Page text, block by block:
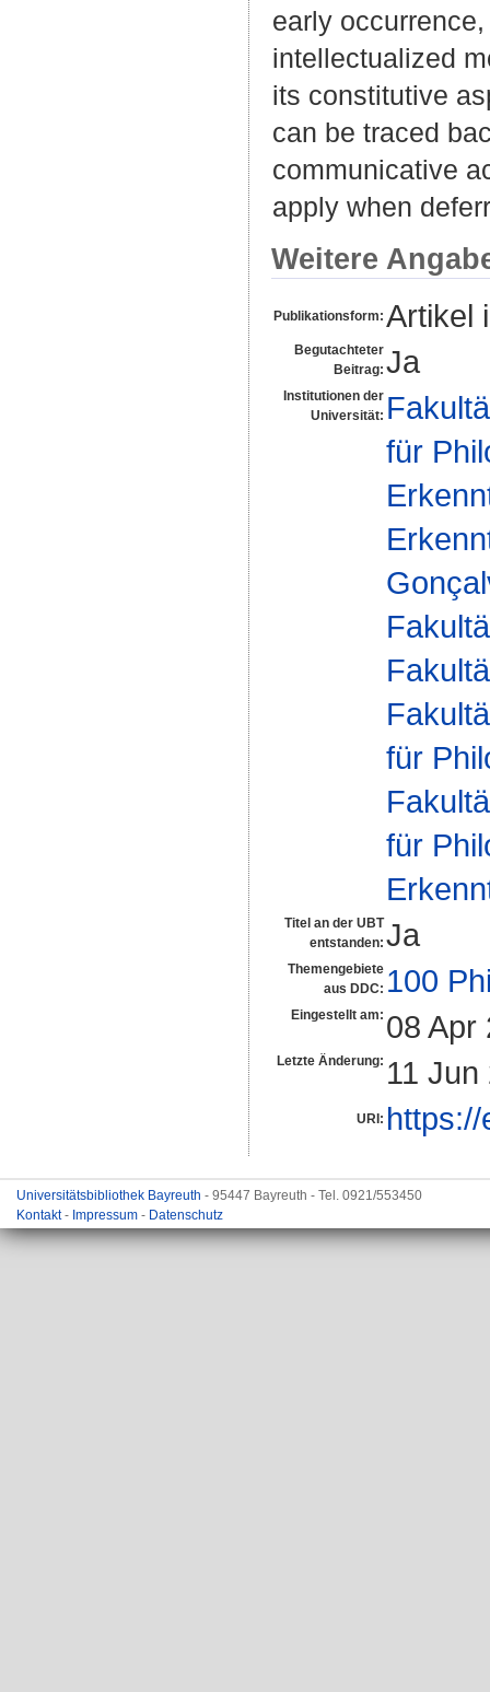
early
intellectualized
its constitutive
can be traced
communicative
apply when
Weitere
Publikationsform: Artikel
Begutachteter
Beitrag: Ja
Institutionen der
Universität:
für
für
für
Titel an der UBT
entstanden: Ja
Themengebiete
aus DDC: 100
Eingestellt am: 08 Apr
Letzte Änderung: 11 Jun
URI:
Universitätsbibliothek Bayreuth - 95447 Bayreuth - Tel. 0921/553450
Kontakt- Impressum - Datenschutz